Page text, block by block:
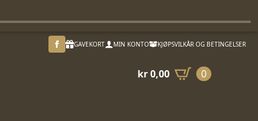
GAVEKORT MIN KONTO KJØPSVILKÅR OG BETINGELSER
kr0,00 0